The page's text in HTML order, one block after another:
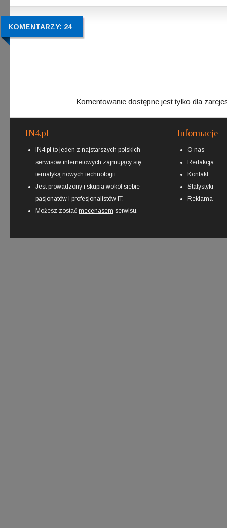
KOMENTARZY: 24
Komentowanie dostępne jest tylko dla
IN4.pl
IN4.pl to jeden z najstarszych polskich
serwisów internetowych zajmujący się
tematyką nowych technologii.
Jest prowadzony i skupia wokół siebie
pasjonatów i profesjonalistów IT.
Możesz zostać mecenasem serwisu.
Informacje
O nas
Redakcja
Kontakt
Statystyki
Reklama